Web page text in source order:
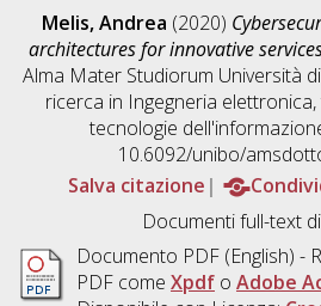
Melis, Andrea (2020)
architectures for innovative
Alma Mater Studiorum Università
ricerca in Ingegneria
tecnologie
10.6092/unibo/
Salva citazione
Documenti full-text
Documento PDF(English) -
PDF come Xpdfo Adobe